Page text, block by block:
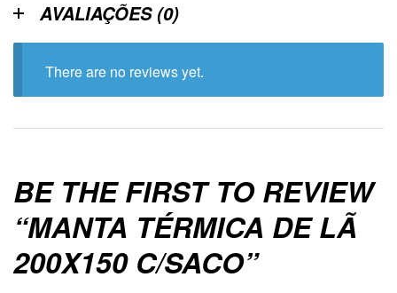
AVALIAÇÕES (0)
There are no reviews yet.
BE THE FIRST TO REVIEW
“MANTA TÉRMICA DE LÃ
200X150 C/SACO”